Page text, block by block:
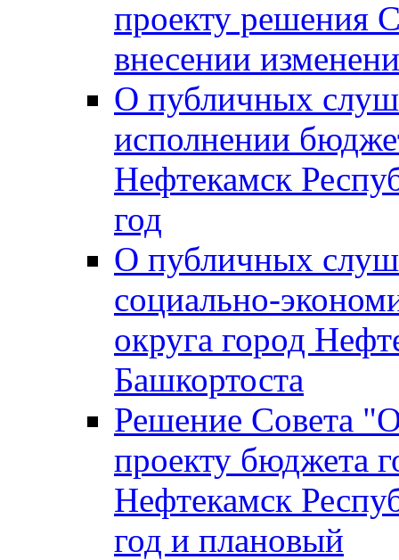
проекту решения
внесении
О публичных
исполнении
Нефтекамск
год
О публичных
социально-
округа город
Башкортоста
Решение Совета
проекту бюджета
Нефтекамск
год и плановый